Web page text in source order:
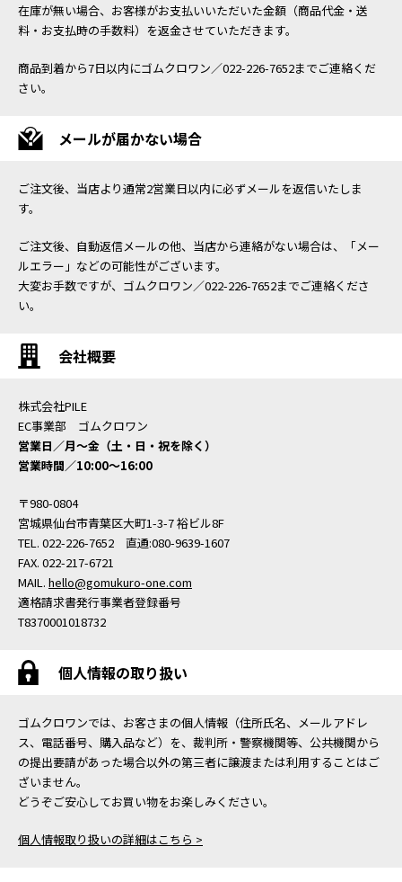
在庫が無い場合、お客様がお支払いいただいた金額（商品代金・送
料・お支払時の手数料）を返金させていただきます。
商品到着から7日以内にゴムクロワン／022-226-7652までご連絡くだ
さい。
メールが届かない場合
ご注文後、当店より通常2営業日以内に必ずメールを返信いたしま
す。
ご注文後、自動返信メールの他、当店から連絡がない場合は、「メー
ルエラー」などの可能性がございます。
大変お手数ですが、ゴムクロワン／022-226-7652までご連絡くださ
い。
会社概要
株式会社PILE
EC事業部 ゴムクロワン
営業日／月〜金（土・日・祝を除く）
営業時間／10:00〜16:00
〒980-0804
宮城県仙台市青葉区大町1-3-7 裕ビル8F
TEL. 022-226-7652 直通:080-9639-1607
FAX. 022-217-6721
MAIL. hello@gomukuro-one.com
適格請求書発行事業者登録番号
T8370001018732
個人情報の取り扱い
ゴムクロワンでは、お客さまの個人情報（住所氏名、メールアドレ
ス、電話番号、購入品など）を、裁判所・警察機関等、公共機関から
の提出要請があった場合以外の第三者に譲渡または利用することはご
ざいません。
どうぞご安心してお買い物をお楽しみください。
個人情報取り扱いの詳細はこちら >